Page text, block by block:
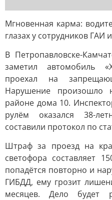
Мгновенная карма:
глазах у сотрудников
В Петропавловске-
заметил автомобиль
проехал на
Нарушение произошло
районе дома 10.
рулём оказался 38-
составили протокол по
Штраф за проезд на
светофора составляет
попадётся повторно и
ГИБДД, ему грозит
месяцев. Дело будет